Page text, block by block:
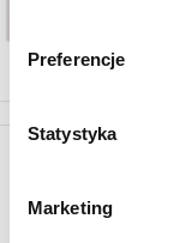
Preferencje
Statystyka
Marketing
Aby otrzymywać